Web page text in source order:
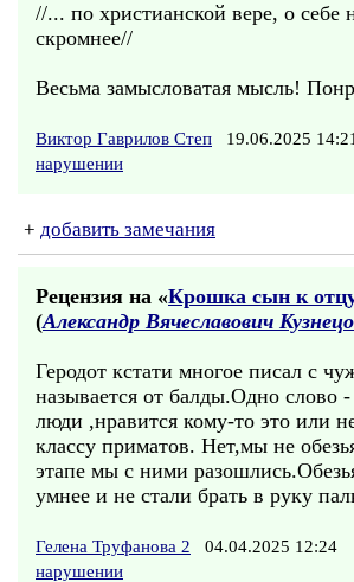
//... по христианской вере, о себе
скромнее//
Весьма замысловатая мысль!
Виктор Гаврилов Степ 19.06.2025
нарушении
+ добавить замечания
Рецензия на «Крошка сын к
(Александр Вячеславович
Геродот кстати многое писал с
называется от балды.Одно слово
люди ,нравится кому-то это или
классу приматов. Нет,мы не
этапе мы с ними
умнее и не стали брать в руку
Гелена Труфанова 2 04.04.2025 12:24
нарушении